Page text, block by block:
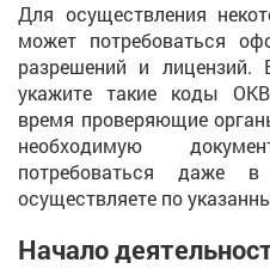
Для осуществления
может потребоваться
разрешений и лицензий.
укажите такие коды
время проверяющие
необходимую
потребоваться даже
осуществляете по
Начало